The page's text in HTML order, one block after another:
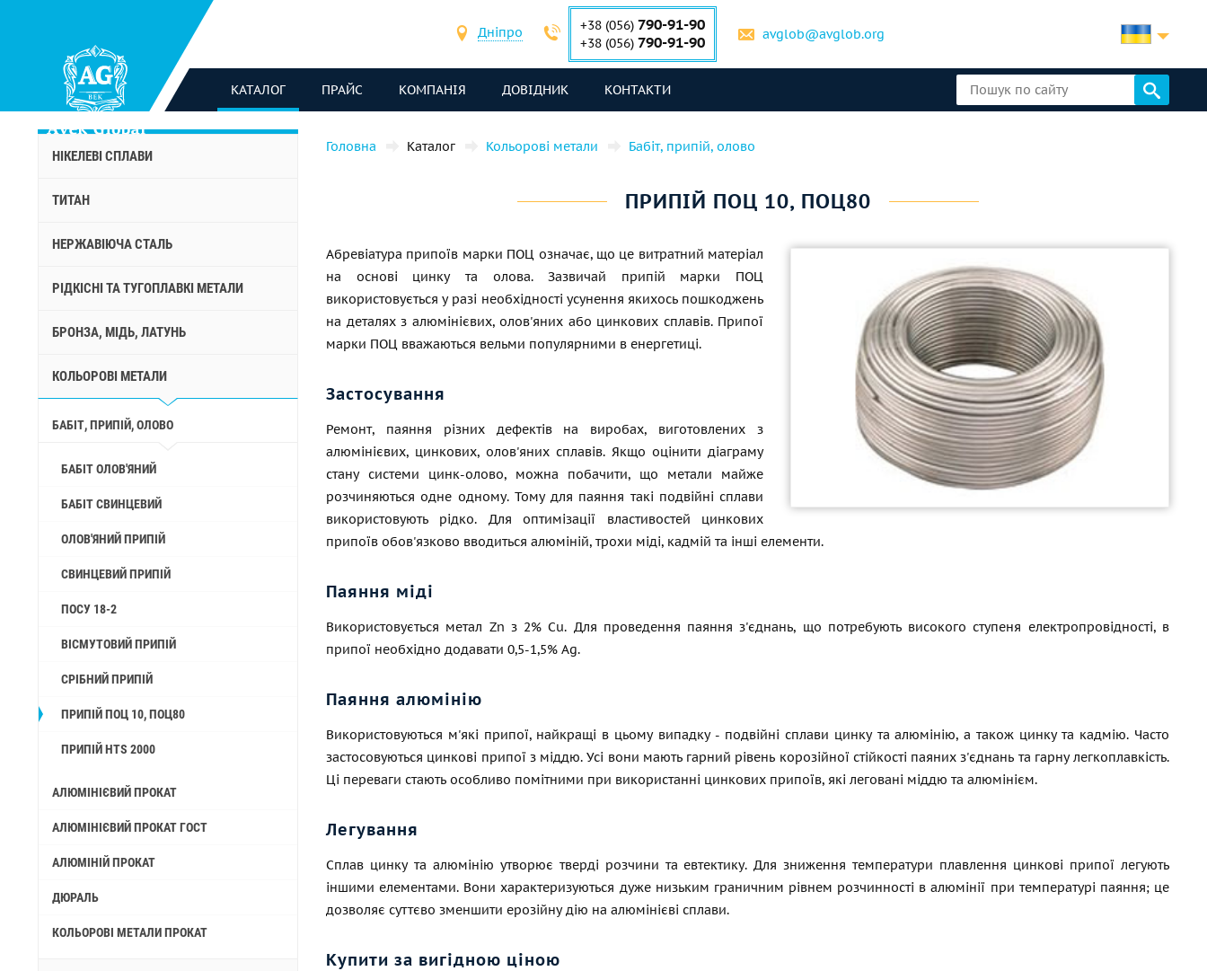
Дніпро +38 (056) 790-91-90
+38 (056) 790-91-90 avglob@avglob.org
КАТАЛОГ ПРАЙС КОМПАНІЯ ДОВІДНИК КОНТАКТИ
НІКЕЛЕВІ СПЛАВИ
ТИТАН
НЕРЖАВІЮЧА СТАЛЬ
РІДКІСНІ ТА ТУГОПЛАВКІ МЕТАЛИ
БРОНЗА, МІДЬ, ЛАТУНЬ
КОЛЬОРОВІ МЕТАЛИ
БАБІТ, ПРИПІЙ, ОЛОВО
БАБІТ ОЛОВ'ЯНИЙ
БАБІТ СВИНЦЕВИЙ
ОЛОВ'ЯНИЙ ПРИПІЙ
СВИНЦЕВИЙ ПРИПІЙ
ПОСУ 18-2
ВІСМУТОВИЙ ПРИПІЙ
СРІБНИЙ ПРИПІЙ
ПРИПІЙ ПОЦ 10, ПОЦ80
ПРИПІЙ HTS 2000
АЛЮМІНІЄВИЙ ПРОКАТ
АЛЮМІНІЄВИЙ ПРОКАТ ГОСТ
АЛЮМІНІЙ ПРОКАТ
ДЮРАЛЬ
КОЛЬОРОВІ МЕТАЛИ ПРОКАТ
Головна Каталог Кольорові метали Бабіт, припій, олово
ПРИПІЙ ПОЦ 10, ПОЦ80
Абревіатура припоїв марки ПОЦ означає, що це витратний матеріал
на основі цинку та олова. Зазвичай припій марки ПОЦ
використовується у разі необхідності усунення якихось пошкоджень
на деталях з алюмінієвих, олов'яних або цинкових сплавів. Припої
марки ПОЦ вважаються вельми популярними в енергетиці.
Застосування
Ремонт, паяння різних дефектів на виробах, виготовлених з
алюмінієвих, цинкових, олов'яних сплавів. Якщо оцінити діаграму
стану системи цинк-олово, можна побачити, що метали майже
розчиняються одне одному. Тому для паяння такі подвійні сплави
використовують рідко. Для оптимізації властивостей цинкових
припоїв обов'язково вводиться алюміній, трохи міді, кадмій та інші елементи.
Паяння міді
Використовується метал Zn з 2% Сu. Для проведення паяння з'єднань, що потребують високого ступеня електропровідності, в
припої необхідно додавати 0,5-1,5% Ag.
Паяння алюмінію
Використовуються м'які припої, найкращі в цьому випадку - подвійні сплави цинку та алюмінію, а також цинку та кадмію. Часто
застосовуються цинкові припої з міддю. Усі вони мають гарний рівень корозійної стійкості паяних з'єднань та гарну легкоплавкість.
Ці переваги стають особливо помітними при використанні цинкових припоїв, які леговані міддю та алюмінієм.
Легування
Сплав цинку та алюмінію утворює тверді розчини та евтектику. Для зниження температури плавлення цинкові припої легують
іншими елементами. Вони характеризуються дуже низьким граничним рівнем розчинності в алюмінії при температурі паяння; це
дозволяє суттєво зменшити ерозійну дію на алюмінієві сплави.
Купити за вигідною ціною